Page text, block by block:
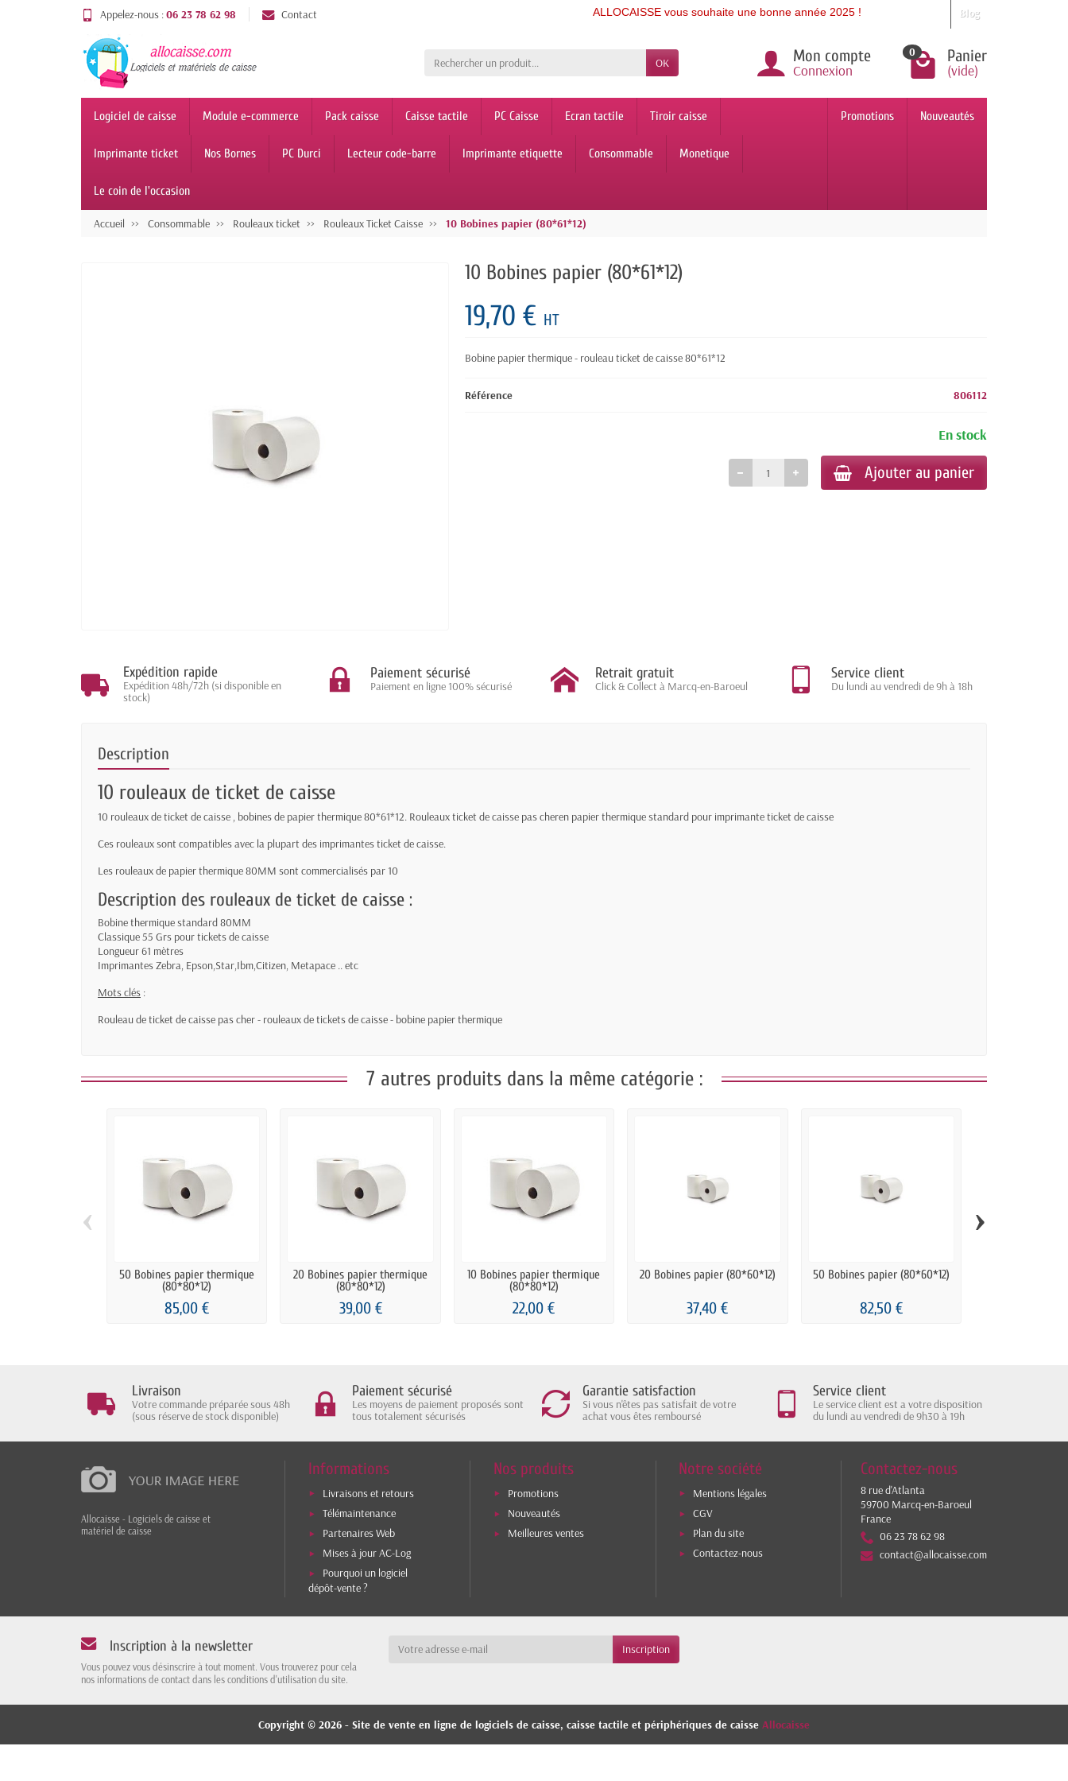
Appelez-nous :06 23 78 62 98 Contact Blog
OK Mon compte
Connexion
0 Panier
(vide)
ALLOCAISSE vous souhaite une bonne année 2025 !
Logiciel de caisse Module e-commerce Pack caisse Caisse tactile PC Caisse Ecran tactile Tiroir caisse
Imprimante ticket Nos Bornes PC Durci Lecteur code-barre Imprimante etiquette Consommable Monetique
Le coin de l'occasion
Promotions Nouveautés
Accueil Consommable Rouleaux ticket Rouleaux Ticket Caisse 10 Bobines papier (80*61*12)
10 Bobines papier (80*61*12)
19,70 € HT
Bobine papier thermique - rouleau ticket de caisse 80*61*12
Référence 806112
En stock
Ajouter au panier
Expédition rapide
Expédition 48h/72h (si disponible en
stock)
Paiement sécurisé
Paiement en ligne 100% sécurisé
Retrait gratuit
Click & Collect à Marcq-en-Baroeul
Service client
Du lundi au vendredi de 9h à 18h
Description
10 rouleaux de ticket de caisse
10 rouleaux de ticket de caisse , bobines de papier thermique 80*61*12. Rouleaux ticket de caisse pas cheren papier thermique standard pour imprimante ticket de caisse
Ces rouleaux sont compatibles avec la plupart des imprimantes ticket de caisse.
Les rouleaux de papier thermique 80MM sont commercialisés par 10
Description des rouleaux de ticket de caisse :
Bobine thermique standard 80MM
Classique 55 Grs pour tickets de caisse
Longueur 61 mètres
Imprimantes Zebra, Epson,Star,Ibm,Citizen, Metapace .. etc
Mots clés :
Rouleau de ticket de caisse pas cher - rouleaux de tickets de caisse - bobine papier thermique
7 autres produits dans la même catégorie :
50 Bobines papier thermique
(80*80*12)
85,00 €
20 Bobines papier thermique
(80*80*12)
39,00 €
10 Bobines papier thermique
(80*80*12)
22,00 €
20 Bobines papier (80*60*12)
37,40 €
50 Bobines papier (80*60*12)
82,50 €
‹ ›
Livraison
Votre commande préparée sous 48h
(sous réserve de stock disponible)
Paiement sécurisé
Les moyens de paiement proposés sont
tous totalement sécurisés
Garantie satisfaction
Si vous n'êtes pas satisfait de votre
achat vous êtes remboursé
Service client
Le service client est a votre disposition
du lundi au vendredi de 9h30 à 19h
Allocaisse - Logiciels de caisse et
matériel de caisse
Informations
Livraisons et retours
Télémaintenance
Partenaires Web
Mises à jour AC-Log
Pourquoi un logiciel
dépôt-vente ?
Nos produits
Promotions
Nouveautés
Meilleures ventes
Notre société
Mentions légales
CGV
Plan du site
Contactez-nous
Contactez-nous
8 rue d'Atlanta
59700 Marcq-en-Baroeul
France
06 23 78 62 98
contact@allocaisse.com
Inscription à la newsletter
Vous pouvez vous désinscrire à tout moment. Vous trouverez pour cela
nos informations de contact dans les conditions d'utilisation du site.
Copyright © 2026 - Site de vente en ligne de logiciels de caisse, caisse tactile et périphériques de caisse Allocaisse